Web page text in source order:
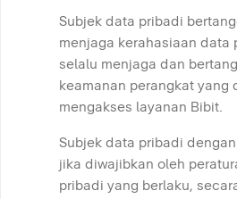
Subjek data pribadi
menjaga kerahasiaan data
selalu menjaga dan
keamanan perangkat yang
mengakses layanan Bibit.
Subjek data pribadi
jika diwajibkan oleh
pribadi yang berlaku,